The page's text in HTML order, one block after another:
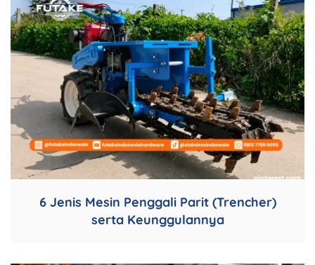
6 Jenis Mesin Penggali Parit (Trencher)
serta Keunggulannya